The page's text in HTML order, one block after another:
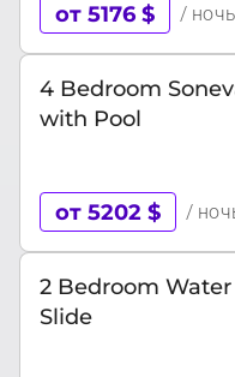
от 5176 $ / ночь
4 Bedroom
with Pool
от 5202 $ /
2 Bedroom
Slide